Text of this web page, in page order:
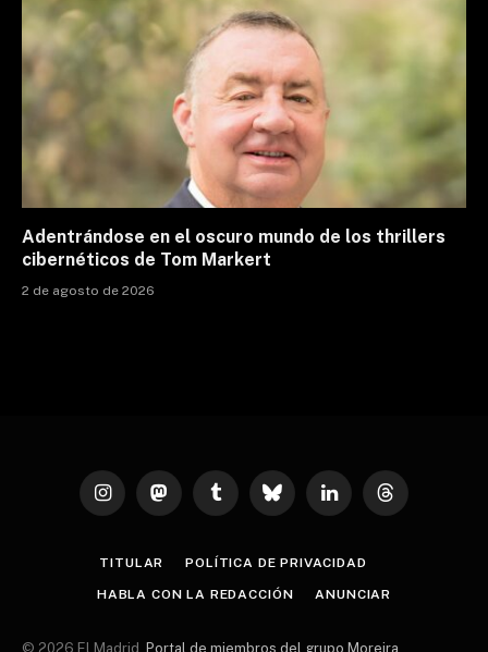
Adentrándose en el oscuro mundo de los thrillers
cibernéticos de Tom Markert
2 de agosto de 2026
InstagramMastodonTumblr Bluesky LinkedInThreads
TITULAR POLÍTICA DE PRIVACIDAD
HABLA CON LA REDACCIÓN ANUNCIAR
© 2026 El Madrid. Portal de miembros del grupo Moreira